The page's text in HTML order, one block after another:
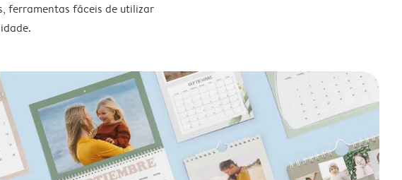
ferramentas fáceis de utilizar